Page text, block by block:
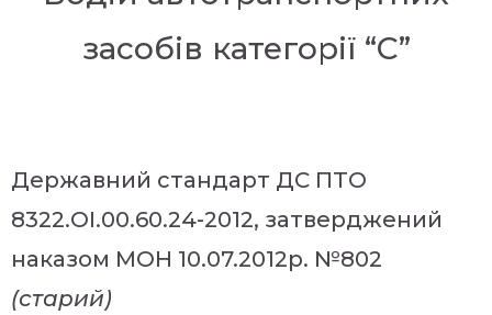
засобів категорії “С”
Державний стандарт ДС ПТО
8322.ОІ.00.60.24-2012, затверджений
наказом МОН 10.07.2012р. №802
(старий)